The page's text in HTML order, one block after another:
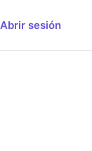
Abrir sesión